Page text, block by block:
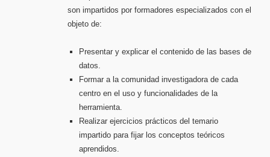
son impartidos por formadores especializados con el
objeto de:
Presentar y explicar el contenido de las bases de
datos.
Formar a la comunidad investigadora de cada
centro en el uso y funcionalidades de la
herramienta.
Realizar ejercicios prácticos del temario
impartido para fijar los conceptos teóricos
aprendidos.